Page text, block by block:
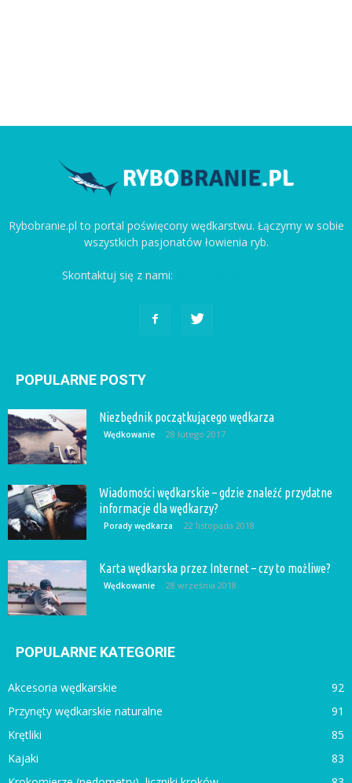
Rybobranie.pl to portal poświęcony wędkarstwu. Łączymy w sobie
wszystkich pasjonatów łowienia ryb.
Skontaktuj się z nami:
POPULARNE POSTY
Niezbędnik początkującego wędkarza
Wędkowanie 28 lutego 2017
Wiadomości wędkarskie – gdzie znaleźć przydatne
informacje dla wędkarzy?
Porady wędkarza 22 listopada 2018
Karta wędkarska przez Internet – czy to możliwe?
Wędkowanie 28 września 2018
POPULARNE KATEGORIE
Akcesoria wędkarskie
92
Przynęty wędkarskie naturalne
91
Krętliki
85
Kajaki
83